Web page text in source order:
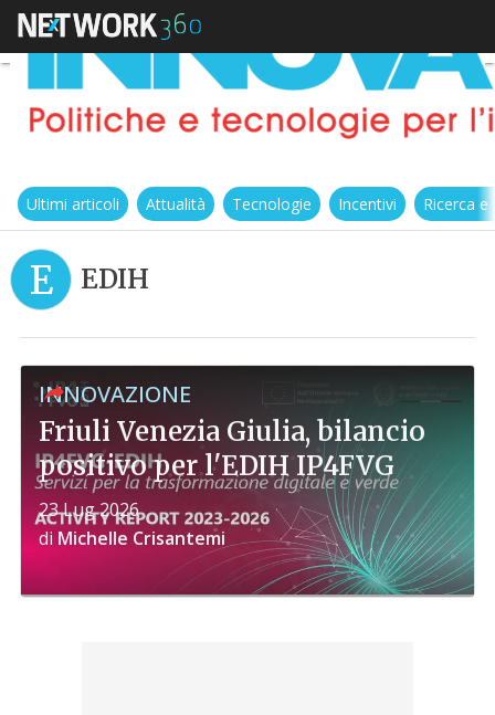
Ultimi articoli Attualità Tecnologie Incentivi Ricerca
E EDIH
INNOVAZIONE
Friuli Venezia Giulia, bilancio
positivo per l'EDIH IP4FVG
23 Lug 2026
diMichelle Crisantemi